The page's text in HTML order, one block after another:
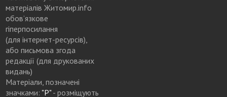
матеріалів Житомир.info
обов’язкове
гіперпосилання
(для інтернет-ресурсів),
або письмова згода
редакції (для друкованих
видань)
Матеріали, позначені
значками: "Р"- розміщують